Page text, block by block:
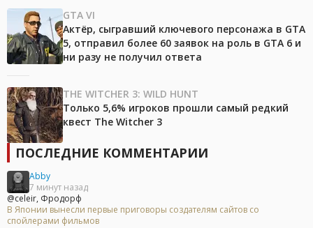
GTA VI
Актёр, сыгравший ключевого персонажа в GTA
5, отправил более 60 заявок на роль в GTA 6 и
ни разу не получил ответа
THE WITCHER 3: WILD HUNT
Только 5,6% игроков прошли самый редкий
квест The Witcher 3
ПОСЛЕДНИЕ КОММЕНТАРИИ
Abby
7 минут назад
@celeir, Фродорф
В Японии вынесли первые приговоры создателям сайтов со
спойлерами фильмов